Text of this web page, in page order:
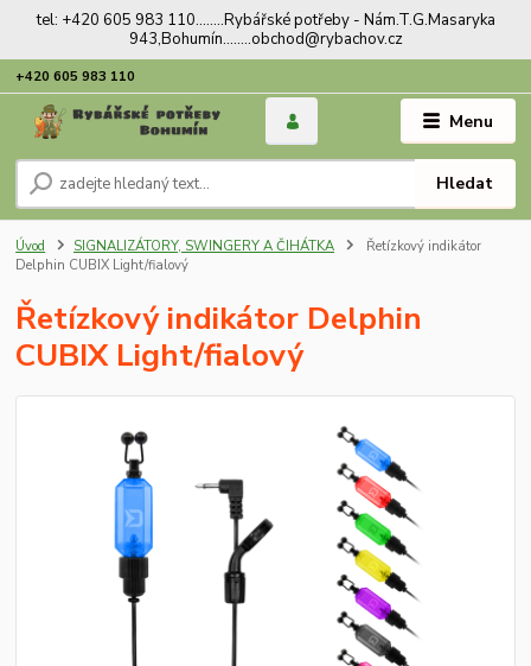
tel: +420 605 983 110........Rybářské potřeby - Nám.T.G.Masaryka
943,Bohumín........obchod@rybachov.cz
Menu
Hledat
+420 605 983 110
Úvod SIGNALIZÁTORY, SWINGERY A ČIHÁTKA
Řetízkový indikátor
Delphin CUBIX Light/fialový
Řetízkový indikátor Delphin
CUBIX Light/fialový